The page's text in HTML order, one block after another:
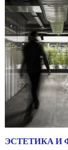
ЭСТЕТИКА И